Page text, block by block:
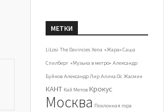
МЕТКИ
LiLosi The Davincies Xena «Жара» Саша
Спилберг «Музыка в метро» Александр
Буйнов Александр Лир Алина Ос Жасмин
КАНТ Кай Метов Крокус
Москва Поклонная гора